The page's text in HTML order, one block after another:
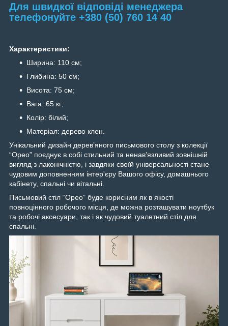
Для швидкої відповіді менеджера
телефонуйте +380 (50) 760 14 40
Характеристики:
Ширина: 110 см;
Глибина: 50 см;
Висота: 75 см;
Вага: 65 кг;
Колір: білий;
Матеріал: дерево клен.
Унікальний дизайн деревʼяного письмового столу з колекції
“Орео” поєднує в собі стильний та ненавʼязливий зовнішній
вигляд з лаконічністю, і завдяки своїй універсальності стане
чудовим доповненням інтер'єру Вашого офісу, домашнього
кабінету, спальні чи вітальні.
Письмовий стіл “Орео” буде корисним як в якості
повноцінного робочого місця, де можна розташувати ноутбук
та робочі аксесуари, так і як чудовий туалетний стіл для
спальні.